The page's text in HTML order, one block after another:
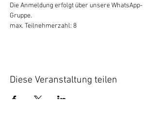
Die Anmeldung erfolgt über unsere WhatsApp-
Gruppe.
max. Teilnehmerzahl: 8
Diese Veranstaltung teilen